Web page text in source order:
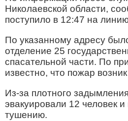
Николаевской области,
поступило в 12:47 на
По указанному адресу
отделение 25
спасательной части. По
известно, что пожар
Из-за плотного
эвакуировали 12 человек и
тушению.